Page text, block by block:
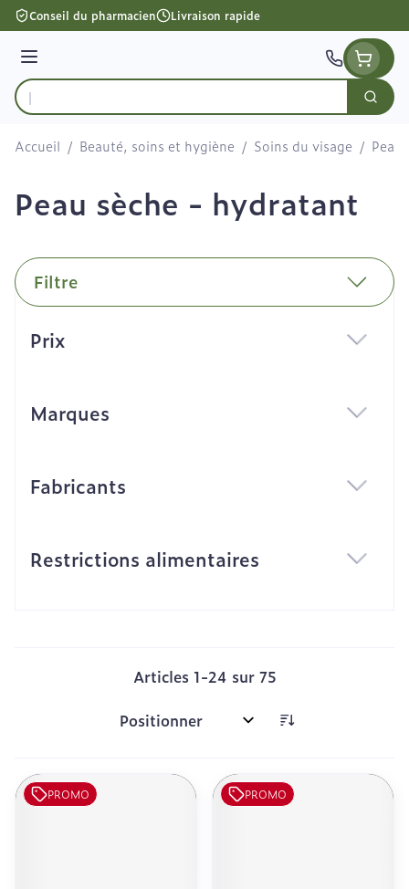
Aller au contenu
Conseil du pharmacien Livraison rapide
Menu
Rechercher
Accueil / Beauté, soins et hygiène / Soins du visage /
Peau sèche - hydratant
Filtre
Prix
Marques
Fabricants
Restrictions alimentaires
Articles 1-24 sur 75
Trier par:
PROMO PROMO